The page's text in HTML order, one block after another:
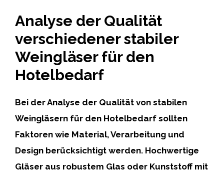
Analyse der Qualität
verschiedener stabiler
Weingläser für den
Hotelbedarf
Bei der Analyse der Qualität von stabilen
Weingläsern für den Hotelbedarf sollten
Faktoren wie Material, Verarbeitung und
Design berücksichtigt werden. Hochwertige
Gläser aus robustem Glas oder Kunststoff mit